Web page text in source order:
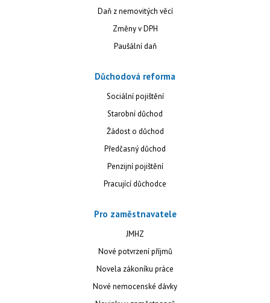
Daň z nemovitých věcí
Změny v DPH
Paušální daň
Důchodová reforma
Sociální pojištění
Starobní důchod
Žádost o důchod
Předčasný důchod
Penzijní pojištění
Pracující důchodce
Pro zaměstnavatele
JMHZ
Nové potvrzení příjmů
Novela zákoníku práce
Nové nemocenské dávky